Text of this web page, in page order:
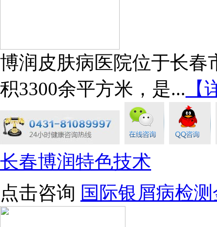
博润皮肤病医院位于长春
积3300余平方米，是... 【
长春博润特色技术
点击咨询 国际银屑病检